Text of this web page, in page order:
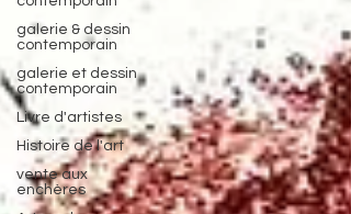
galerie & dessin
contemporain
galerie et dessin
contemporain
Livre d'artistes
Histoire de l'art
vente aux
enchères